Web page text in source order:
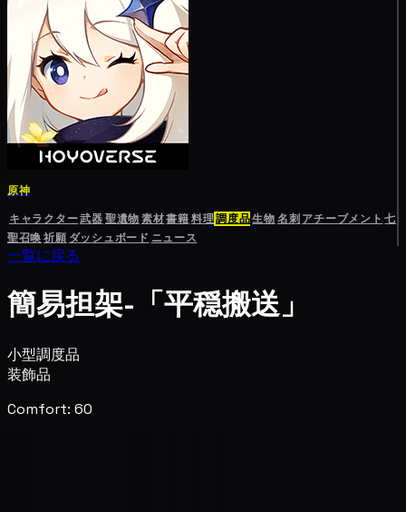
原神
キャラクター武器聖遺物素材書籍料理調度品生物名刺 アチーブメント 七
聖召喚祈願 ダッシュボード ニュース
一覧に戻る
簡易担架-「平穏搬送」
小型調度品
装飾品
Comfort: 60